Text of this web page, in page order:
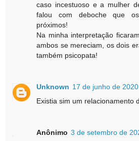
caso incestuoso e a mulher
falou com deboche que
próximos!
Na minha interpretação
ambos se mereciam, os dois
também psicopata!
Unknown 17 de junho de
Existia sim um relacionamento
Anônimo 3 de setembro de